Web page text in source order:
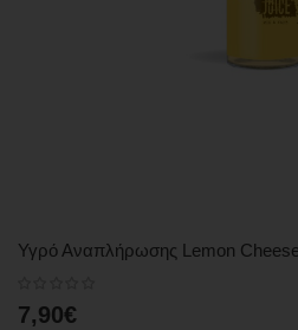
Υγρό Αναπλήρωσης Lemon
7,90€